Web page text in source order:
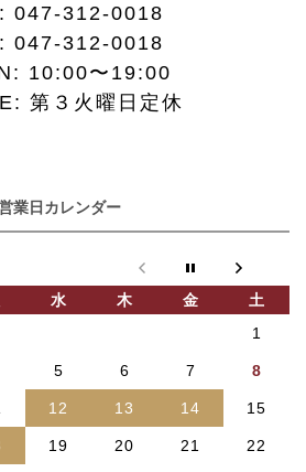
047-312-0018
047-312-0018
10:00〜19:00
第３火曜日定休
業日カレンダー
水 木 金
土
1
5 6 7 8
12 13 14 15
19 20 21 22